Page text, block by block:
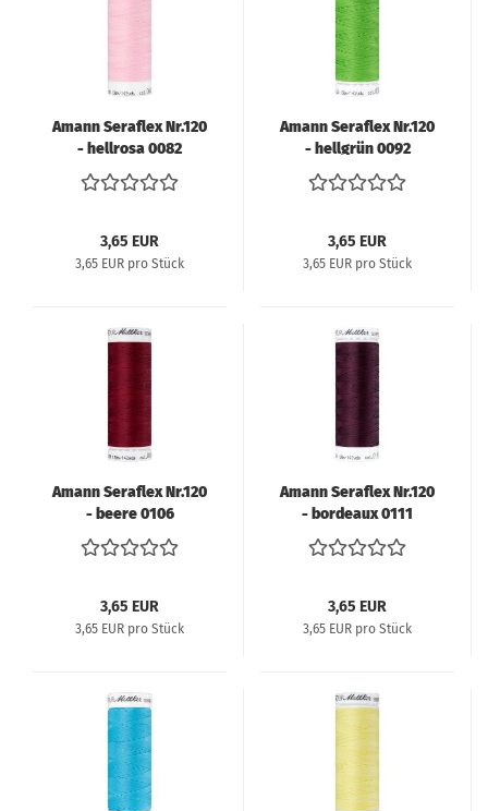
Amann Seraflex Nr.120
- hellrosa 0082
3,65 EUR
3,65 EUR pro Stück
Amann Seraflex Nr.120
- hellgrün 0092
3,65 EUR
3,65 EUR pro Stück
Amann Seraflex Nr.120
- beere 0106
3,65 EUR
3,65 EUR pro Stück
Amann Seraflex Nr.120
- bordeaux 0111
3,65 EUR
3,65 EUR pro Stück